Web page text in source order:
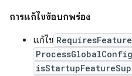
การแก้ไขข้อบกพร่อง
แก้ไข RequiresFeature
ProcessGlobalConfig